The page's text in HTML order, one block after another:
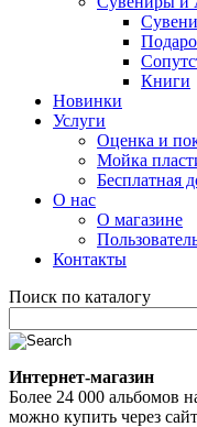
Книги
Новинки
Услуги
Оценка и
Мойка
Бесплатная
О нас
О магазине
Контакты
Поиск по каталогу
Интернет-магазин
Более 24 000 альбомов
можно купить через сайт